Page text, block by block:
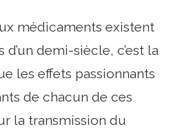
médicaments existent
demi-siècle, c’est la
les effets passionnants
de chacun de ces
la transmission du